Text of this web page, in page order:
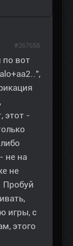
по вот
этот -
не на
не
Пробуй
игры, с
этого
#267658